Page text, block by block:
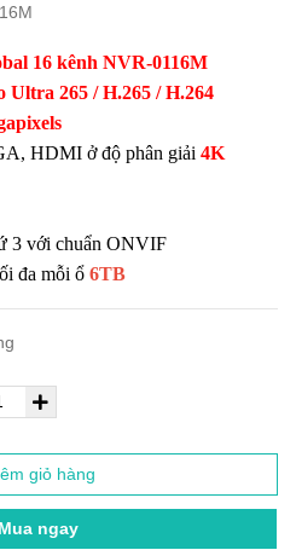
16 kênh NVR-0116M
Ultra 265 / H.265 / H.264
HDMI ở độ phân giải 4K
3 với chuẩn ONVIF
đa mỗi ổ 6TB
giỏ hàng
ngay